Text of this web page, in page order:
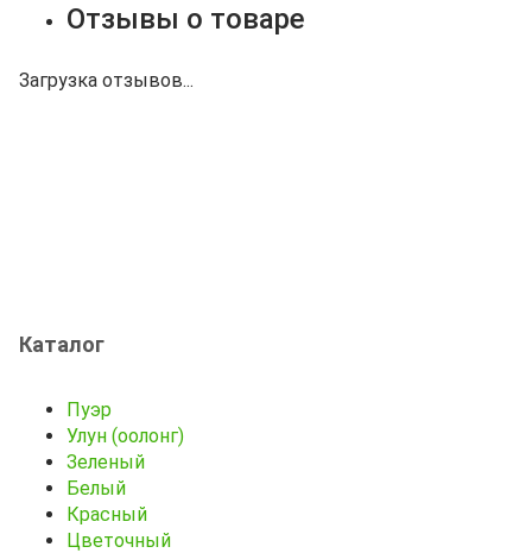
Отзывы о товаре
Загрузка отзывов...
Каталог
Пуэр
Улун (оолонг)
Зеленый
Белый
Красный
Цветочный